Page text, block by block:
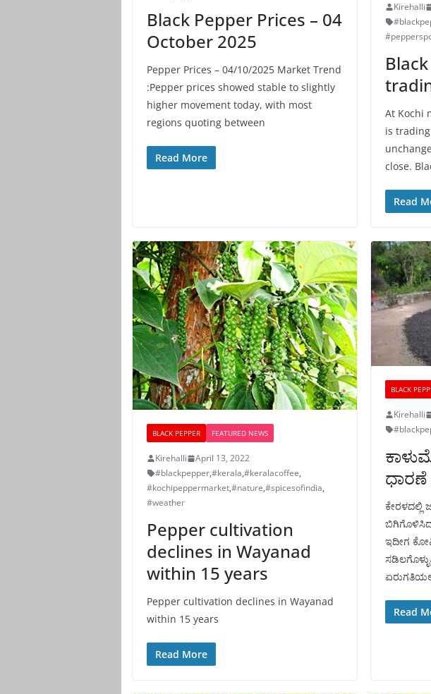
Black Pepper Prices – 04
October 2025
Pepper Prices – 04/10/2025 Market Trend
:Pepper prices showed stable to slightly
higher movement today, with most
regions quoting between
Read More
Kirehalli
At Kochi
is
close.
Read
BLACK PEPPER FEATURED NEWS
Kirehalli
April 13, 2022
#blackpepper,#kerala,#keralacoffee,
#kochipeppermarket,#nature,#spicesofindia,
#weather
Pepper cultivation
declines in Wayanad
within 15 years
Pepper cultivation declines in Wayanad
within 15 years
Read More
BLACK
Kirehalli
ಇದೀಗ
Read